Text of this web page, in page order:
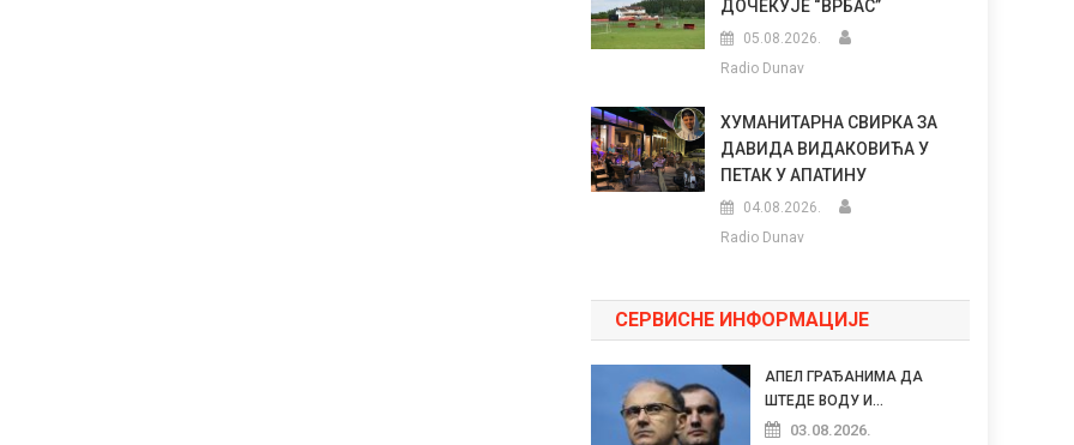
ДОЧЕКУЈЕ “ВРБАС”
05.08.2026.
Radio Dunav
ХУМАНИТАРНА СВИРКА ЗА
ДАВИДА ВИДАКОВИЋА У
ПЕТАК У АПАТИНУ
04.08.2026.
Radio Dunav
СЕРВИСНЕ ИНФОРМАЦИЈЕ
АПЕЛ ГРАЂАНИМА ДА
ШТЕДЕ ВОДУ И...
03.08.2026.